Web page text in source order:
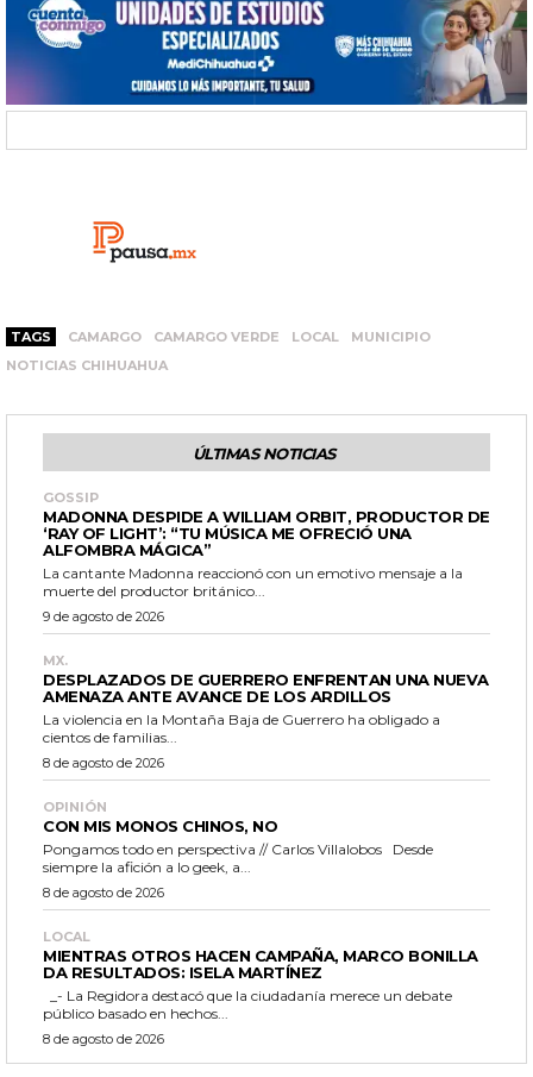
TAGS CAMARGO CAMARGO VERDE LOCAL
MUNICIPIO
NOTICIAS CHIHUAHUA
ÚLTIMAS NOTICIAS
GOSSIP
MADONNA DESPIDE A WILLIAM ORBIT, PRODUCTOR DE
‘RAY OF LIGHT’: “TU MÚSICA ME OFRECIÓ UNA
ALFOMBRA MÁGICA”
La cantante Madonna reaccionó con un emotivo mensaje a la
muerte del productor británico...
9 de agosto de 2026
MX.
DESPLAZADOS DE GUERRERO ENFRENTAN UNA NUEVA
AMENAZA ANTE AVANCE DE LOS ARDILLOS
La violencia en la Montaña Baja de Guerrero ha obligado a
cientos de familias...
8 de agosto de 2026
OPINIÓN
CON MIS MONOS CHINOS, NO
Pongamos todo en perspectiva // Carlos Villalobos Desde
siempre la afición a lo geek, a...
8 de agosto de 2026
LOCAL
MIENTRAS OTROS HACEN CAMPAÑA, MARCO BONILLA
DA RESULTADOS: ISELA MARTÍNEZ
público basado en hechos...
8 de agosto de 2026